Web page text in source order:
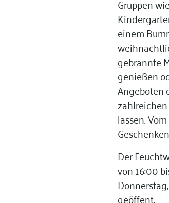
Gruppen
einem
gebrannte
genießen
Angeboten
lassen.
Der
von 16:00
geöffent.